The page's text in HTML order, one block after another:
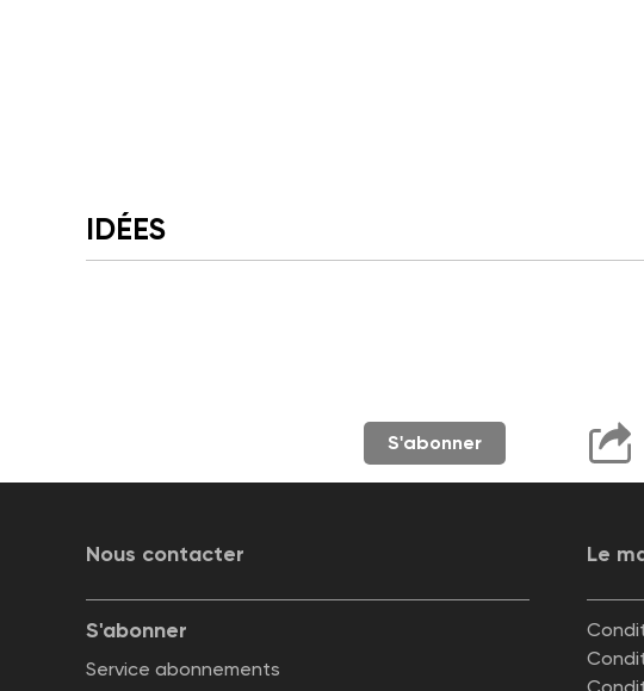
IDÉES
S'abonner
Nous contacter Le
S'abonner
Service abonnements